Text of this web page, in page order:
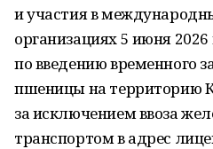
и участия в
организациях 5 июня
по введению временного
пшеницы на территорию
за исключением ввоза
транспортом в адрес